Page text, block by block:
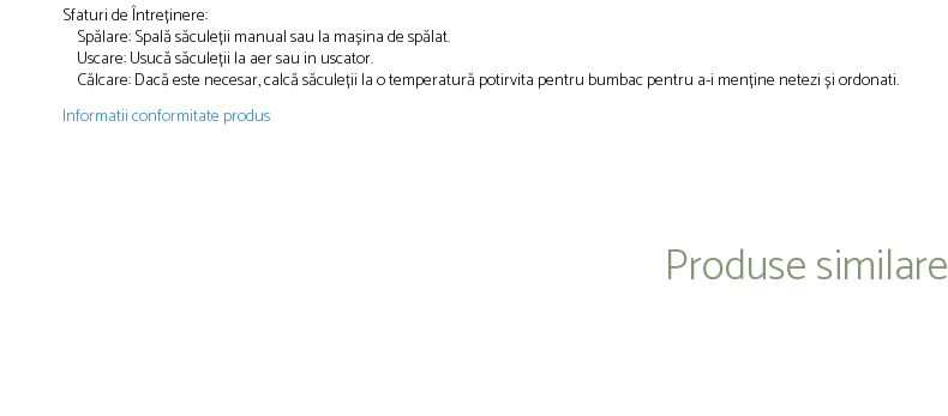
Sfaturi de Întreținere:
Spălare: Spală săculeții manual sau la mașina de spălat.
Uscare: Usucă săculeții la aer sau in uscator.
Călcare: Dacă este necesar, calcă săculeții la o temperatură potirvita pentru bumbac pentru a-i menține netezi și ordonati.
Informatii conformitate produs
Produse similare